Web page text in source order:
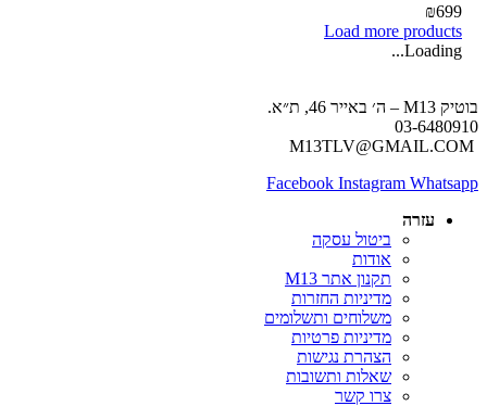
₪699
Load more products
Loading...
בוטיק M13 – ה׳ באייר 46, ת״א.
03-6480910
Facebook Instagram Whatsapp
עזרה
ביטול עסקה
אודות
תקנון אתר M13
מדיניות החזרות
משלוחים ותשלומים
מדיניות פרטיות
הצהרת נגישות
שאלות ותשובות
צרו קשר